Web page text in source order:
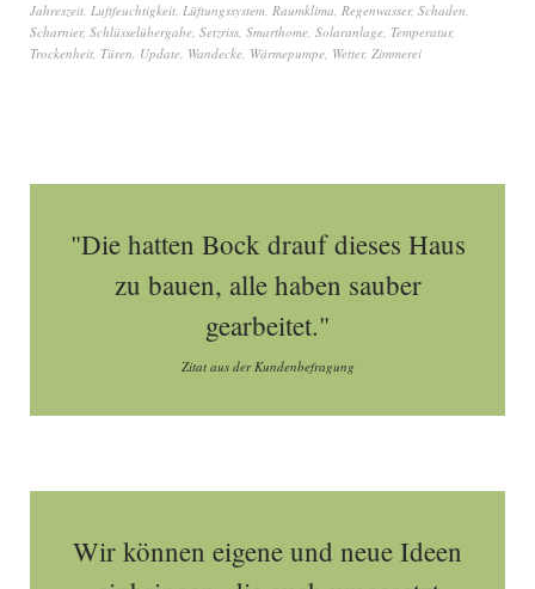
Jahreszeit, Luftfeuchtigkeit, Lüftungssystem, Raumklima, Regenwasser, Schaden,
Scharnier, Schlüsselübergabe, Setzriss, Smarthome, Solaranlage, Temperatur,
Trockenheit, Türen, Update, Wandecke, Wärmepumpe, Wetter, Zimmerei
"Die hatten Bock drauf dieses Haus
zu bauen, alle haben sauber
gearbeitet."
Zitat aus der Kundenbefragung
Wir können eigene und neue Ideen